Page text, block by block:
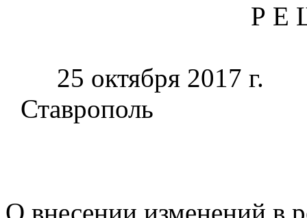
Р Е
25
О внесении изменений в